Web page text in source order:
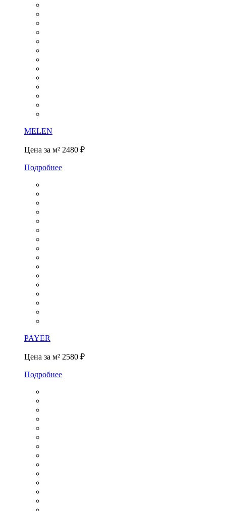
MELEN
Цена за м² 2480 ₽
Подробнее
PAYER
Цена за м² 2580 ₽
Подробнее